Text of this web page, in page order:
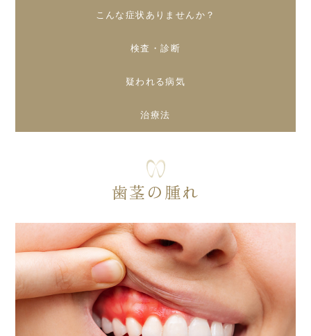
こんな症状ありませんか？
検査・診断
疑われる病気
治療法
歯茎の腫れ